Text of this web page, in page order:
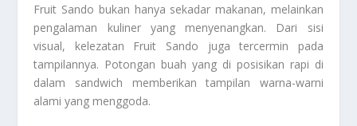
Fruit Sando bukan hanya sekadar makanan, melainkan
pengalaman kuliner yang menyenangkan. Dari sisi
visual, kelezatan Fruit Sando juga tercermin pada
tampilannya. Potongan buah yang di posisikan rapi di
dalam sandwich memberikan tampilan warna-warni
alami yang menggoda.